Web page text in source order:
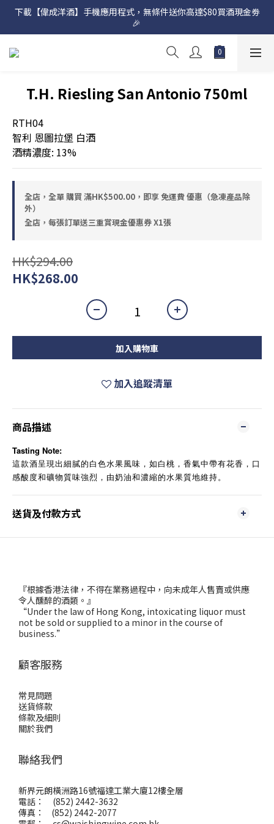
網店購滿 $500 即享免費送貨服務📦
下載【偉成洋酒】手機應用程式，無條件送你高達$80買酒現金劵
🎉
網店購滿 $500 即享免費送貨服務📦
T.H. Riesling San Antonio 750ml
RTH04
智利 恩圖拉堡 白酒
酒精濃度: 13%
全店，全單 購買 滿HK$500.00，即享 免運費 優惠（急凍產品除
外）
全店，每張訂單送三重賞現金優惠券 X1張
HK$294.00
HK$268.00
加入購物車
加入追蹤清單
商品描述
Tasting Note:
這款酒呈現出細膩的白色水果風味，如白桃，香氣中帶有花香，口
感酸度和礦物質味強烈，由奶油和濃縮的水果質地維持。
送貨及付款方式
『根據香港法律，不得在業務過程中，向未成年人售賣或供應
令人醺醉的酒類。』
“Under the law of Hong Kong, intoxicating liquor must
not be sold or supplied to a minor in the course of
business.”
顧客服務
常見問題
送貨條款
條款及細則
關於我們
聯絡我們
新界元朗橫洲路16號福達工業大廈12樓全層
電話： (852) 2442-3632
傳真： (852) 2442-2077